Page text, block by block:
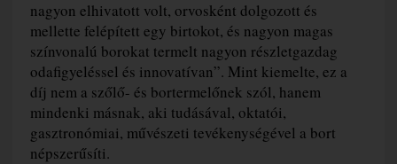
nagyon elhivatott volt, orvosként dolgozott és
mellette felépített egy birtokot, és nagyon magas
színvonalú borokat termelt nagyon részletgazdag
odafigyeléssel és innovatívan”. Mint kiemelte, ez a
díj nem a szőlő- és bortermelőnek szól, hanem
mindenki másnak, aki tudásával, oktatói,
gasztronómiai, művészeti tevékenységével a bort
népszerűsíti.